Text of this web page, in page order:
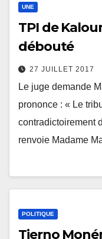
UNE
TPI de
débouté
27 JUILLET 2017
Le juge demande
prononce : « Le
contradictoirement
renvoie Madame
POLITIQUE
Tierno